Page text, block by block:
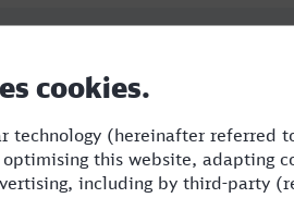
2 RE,ICE,VIA